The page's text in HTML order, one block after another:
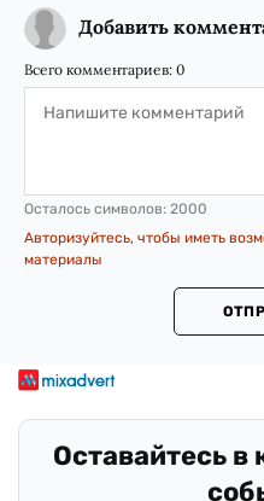
Добавить
Всего комментариев: 0
Осталось символов: 2000
Авторизуйтесь, чтобы иметь
материалы
Оставайтесь в